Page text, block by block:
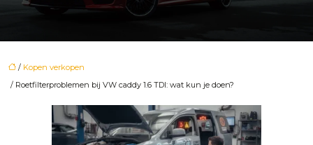
/ Kopen verkopen
/ Roetfilterproblemen bij VW caddy 1.6 TDI: wat kun je doen?